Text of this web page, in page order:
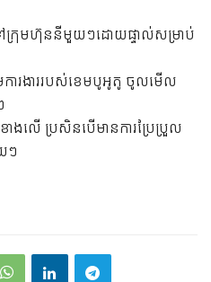
ៅក្រុមហ៊ុននីមួយៗដោយផ្ទាល់សម្រាប់
ារងាររបស់ខេមបូអូតូ ចូលមើល
ងលើ ប្រសិនបើមានការប្រែប្រួល
ៗ